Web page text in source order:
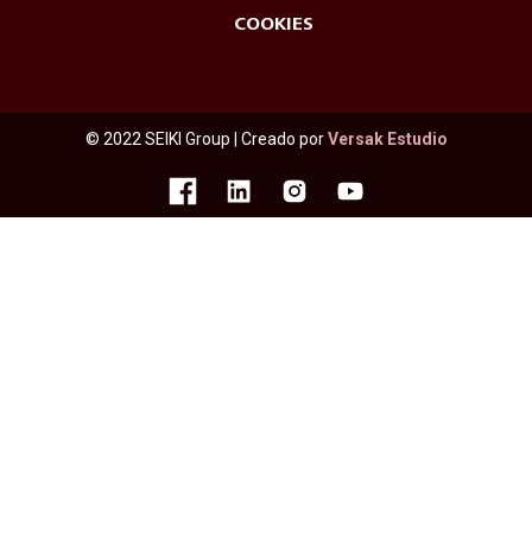
COOKIES
© 2022 SEIKI Group | Creado porVersak Estudio